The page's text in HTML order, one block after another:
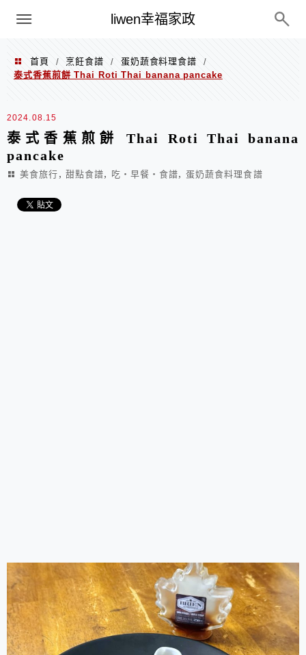
liwen幸福家政
menu
首頁 / 烹飪食譜 / 蛋奶蔬食料理食譜
/
泰式香蕉煎餅 Thai Roti Thai banana pancake
2024.08.15
泰式香蕉煎餅 Thai Roti Thai banana
pancake
美食旅行 , 甜點食譜, 吃‧早餐‧食譜, 蛋奶蔬食料理食譜